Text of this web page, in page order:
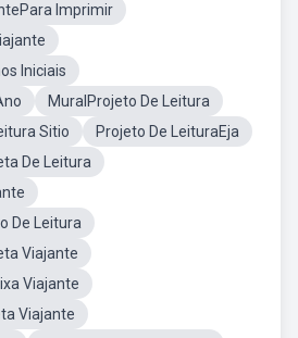
Imprimir
Iniciais
MuralProjeto De Leitura
Sitio
Projeto De LeituraEja
De Leitura
De Leitura
Viajante
Viajante
Viajante